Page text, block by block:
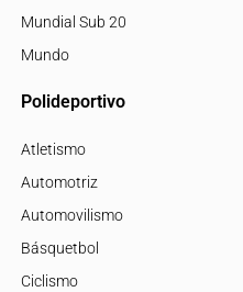
Mundial Sub 20
Mundo
Polideportivo
Atletismo
Automotriz
Automovilismo
Básquetbol
Ciclismo